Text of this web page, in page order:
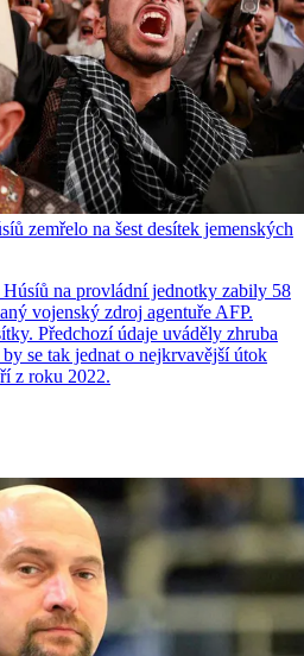
zemřelo na šest desítek jemenských
na provládní jednotky zabily 58
vojenský zdroj agentuře AFP.
Předchozí údaje uváděly zhruba
se tak jednat o nejkrvavější útok
z roku 2022.